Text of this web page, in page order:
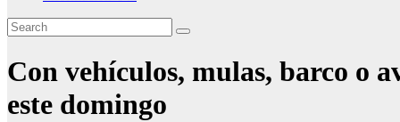
Con vehículos, mulas, barco o
este domingo